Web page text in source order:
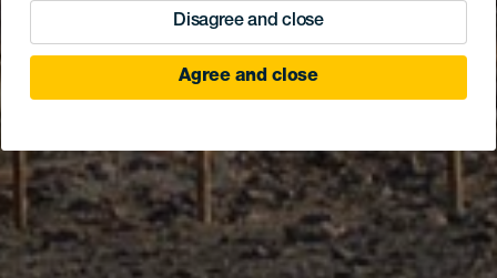
Disagree and close
Agree and close